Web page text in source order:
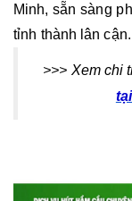
Minh, sẵn sàng
tỉnh thành lân cận.
>>> Xem chi